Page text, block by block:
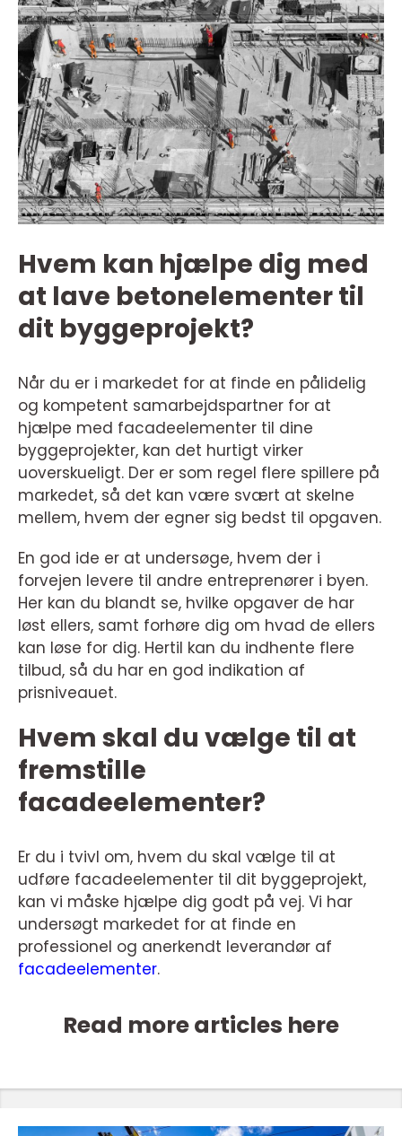
Hvem kan hjælpe dig med
at lave betonelementer til
dit byggeprojekt?
Når du er i markedet for at finde en pålidelig
og kompetent samarbejdspartner for at
hjælpe med facadeelementer til dine
byggeprojekter, kan det hurtigt virker
uoverskueligt. Der er som regel flere spillere på
markedet, så det kan være svært at skelne
mellem, hvem der egner sig bedst til opgaven.
En god ide er at undersøge, hvem der i
forvejen levere til andre entreprenører i byen.
Her kan du blandt se, hvilke opgaver de har
løst ellers, samt forhøre dig om hvad de ellers
kan løse for dig. Hertil kan du indhente flere
tilbud, så du har en god indikation af
prisniveauet.
Hvem skal du vælge til at
fremstille
facadeelementer?
Er du i tvivl om, hvem du skal vælge til at
udføre facadeelementer til dit byggeprojekt,
kan vi måske hjælpe dig godt på vej. Vi har
undersøgt markedet for at finde en
professionel og anerkendt leverandør af
facadeelementer.
Read more articles here